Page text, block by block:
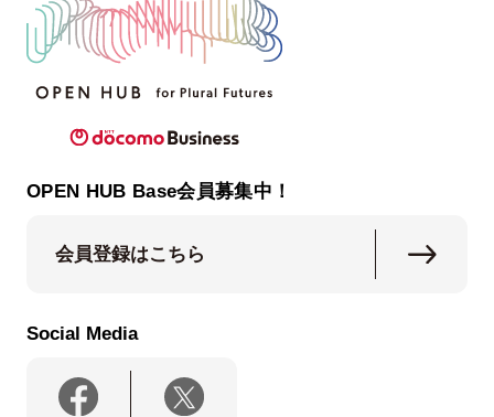
OPEN HUB Base会員募集中！
会員登録はこちら
Social Media